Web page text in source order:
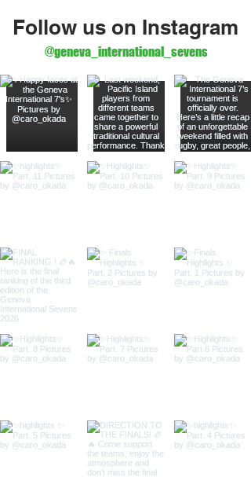
Follow us on Instagram
@geneva_international_sevens